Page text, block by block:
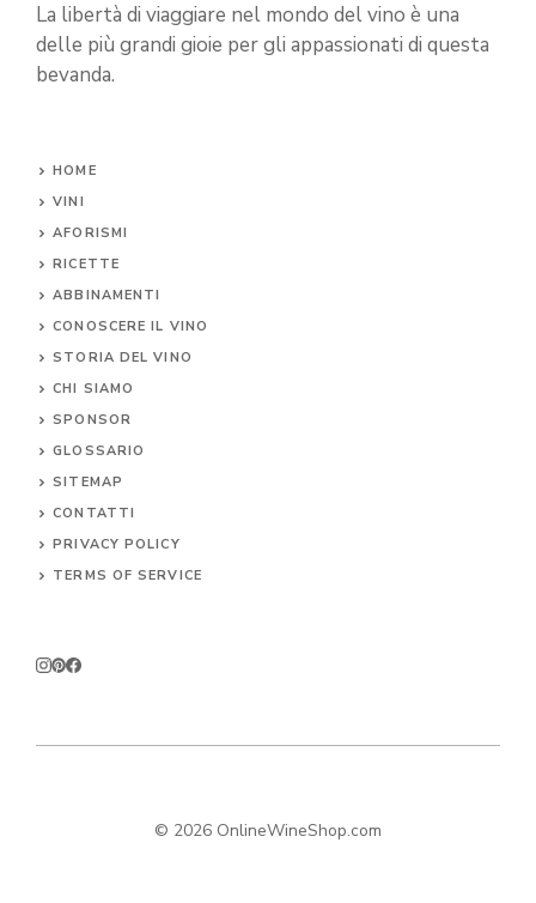
La libertà di viaggiare nel mondo del vino è una
delle più grandi gioie per gli appassionati di questa
bevanda.
HOME
VINI
AFORISMI
RICETTE
ABBINAMENTI
CONOSCERE IL VINO
STORIA DEL VINO
CHI SIAMO
SPONSOR
GLOSSARIO
SITEMAP
CONTATTI
PRIVACY POLICY
TERMS OF SERVICE
© 2026 OnlineWineShop.com